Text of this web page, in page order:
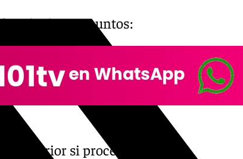
los siguientes puntos:
anterior si procede